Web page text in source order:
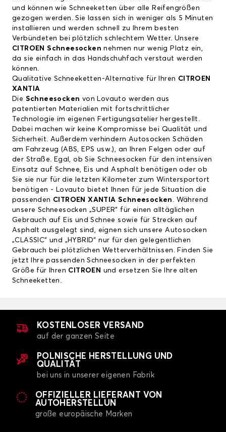
und können wie Schneeketten über alle Reifengrößen
gezogen werden. Sie lassen sich in weniger als 5 Minuten
installieren und werden schnell zu Ihrem besten
Verbündeten bei plötzlich schlechtem Wetter. Unsere
CITROEN Schneesocken nehmen nur wenig Platz ein,
da sie einfach in das Handschuhfach verstaut werden
können.
Qualitative Schneeketten-Alternative für Ihren CITROEN
XANTIA
Die Schneesocken von Lovauto werden aus
patentierten Materialien mit fortschrittlicher
Technologie im eigenen Fertigungsatelier hergestellt.
Dabei machen wir keine Kompromisse bei Qualität und
Sicherheit. Außerdem verhindern Autosocken Schäden
am Fahrzeug (ABS, EPS usw.), an Ihren Felgen oder auf
der Straße. Egal, ob Sie Schneesocken für den intensiven
Einsatz auf Schnee, Eis und Asphalt benötigen oder ob
Sie sie nur für die letzten Kilometer zum Wintersportort
benötigen - Lovauto bietet Ihnen für jede Situation die
passenden CITROEN XANTIA Schneesocken
. Während
unsere Schneesocken „SUPER“ für einen alltäglichen
Gebrauch auf Eis und Schnee sowie für Strecken auf
Asphalt ausgelegt sind, eignen sich unsere Autosocken
„CLASSIC“ und „HYBRID“ nur für den gelegentlichen
Gebrauch bei plötzlichen Wetterverhältnissen. Finden Sie
jetzt Ihre passenden Schneesocken in der perfekten
Größe für Ihren CITROEN und ersetzen Sie Ihre alten
Schneeketten.
KOSTENLOSER VERSAND
auf der ganzen Seite
POLNISCHE HERSTELLUNG UND
QUALITÄT
bei uns in unserer eigenen Fabrik
OFFIZIELLER LIEFERANT VON
AUTOHERSTELLUN
große europäische Marken